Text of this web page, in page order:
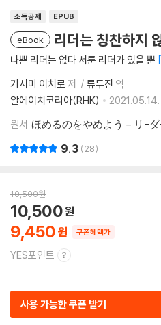
소득공제 EPUB
eBook 리더는 칭찬하지
나쁜 리더는 없다 서툰 리더가 있을 뿐
기시미 이치로 저 류두진 역
알에이치코리아(RHK)
2021.05.14.
원서 ほめるのをやめよう－リ-
9.3 28
10,500원
9,450
10,500
쿠폰혜택가
YES포인트
사용 가능한 쿠폰 받기